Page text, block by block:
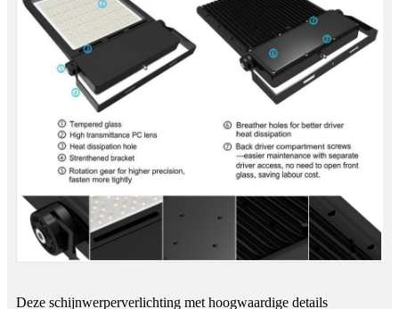
Deze schijnwerperverlichting met hoogwaardige details